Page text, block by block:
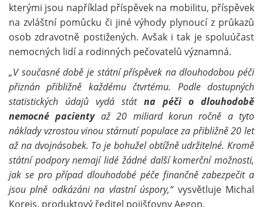
kterými jsou například příspěvek na mobilitu, příspěvek
na zvláštní pomůcku či jiné výhody plynoucí z průkazů
osob zdravotně postižených. Avšak i tak je spoluúčast
nemocných lidí a rodinných pečovatelů významná.
„V současné době je státní příspěvek na dlouhodobou péči
přiznán přibližně každému čtvrtému. Podle dostupných
statistických údajů vydá stát na péči o dlouhodobě
nemocné pacientyaž 20 miliard korun ročně a tyto
náklady vzrostou vinou stárnutí populace za přibližně 20 let
až na dvojnásobek. To je bohužel obtížně udržitelné. Kromě
státní podpory nemají lidé žádné další komerční možnosti,
jak se pro případ dlouhodobé péče finančně zabezpečit a
jsou plně odkázáni na vlastní úspory,“vysvětluje Michal
Korejs, produktový ředitel pojišťovny Aegon.